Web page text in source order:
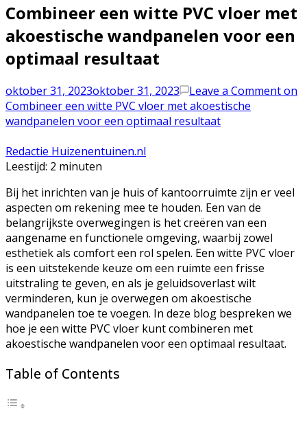
Combineer een witte PVC vloer met
akoestische wandpanelen voor een
optimaal resultaat
oktober 31, 2023oktober 31, 2023 Leave a Commenton
Combineer een witte PVC vloer met akoestische
wandpanelen voor een optimaal resultaat
Redactie Huizenentuinen.nl
Leestijd: 2 minuten
Bij het inrichten van je huis of kantoorruimte zijn er veel
aspecten om rekening mee te houden. Een van de
belangrijkste overwegingen is het creëren van een
aangename en functionele omgeving, waarbij zowel
esthetiek als comfort een rol spelen. Een witte PVC vloer
is een uitstekende keuze om een ruimte een frisse
uitstraling te geven, en als je geluidsoverlast wilt
verminderen, kun je overwegen om akoestische
wandpanelen toe te voegen. In deze blog bespreken we
hoe je een witte PVC vloer kunt combineren met
akoestische wandpanelen voor een optimaal resultaat.
Table of Contents